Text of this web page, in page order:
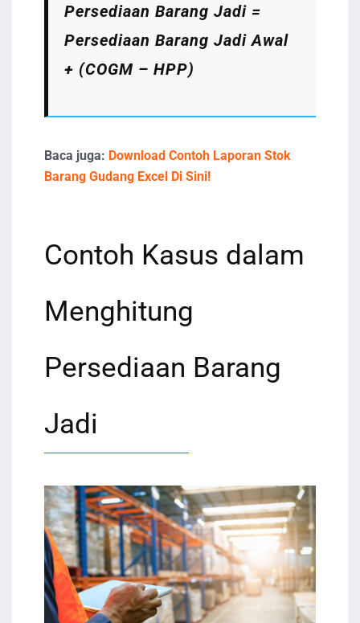
Persediaan Barang Jadi =
Persediaan Barang Jadi Awal
+ (COGM – HPP)
Baca juga: Download Contoh Laporan Stok
Barang Gudang Excel Di Sini!
Contoh Kasus dalam
Menghitung
Persediaan Barang
Jadi